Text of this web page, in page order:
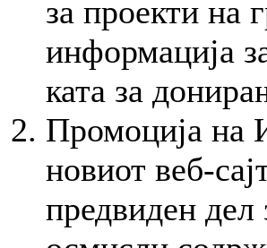
за проекти на
информација
ката за
Промоција на
новиот веб-
предвиден